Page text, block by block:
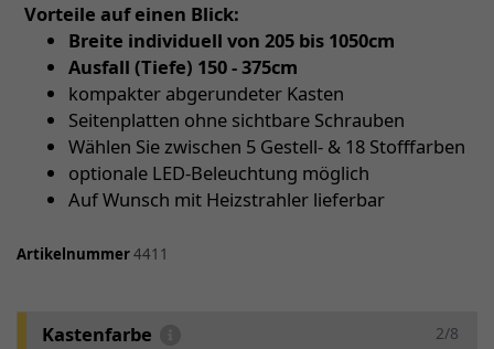
Vorteile auf einen Blick:
Breite individuell von 205 bis 1050cm
Ausfall (Tiefe) 150 - 375cm
kompakter abgerundeter Kasten
Seitenplatten ohne sichtbare Schrauben
Wählen Sie zwischen 5 Gestell- & 18 Stofffarben
optionale LED-Beleuchtung möglich
Auf Wunsch mit Heizstrahler lieferbar
Artikelnummer4411
Kastenfarbe 2/8